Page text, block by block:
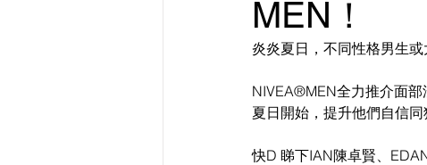
MEN！
炎炎夏日，不同性格男生
NIVEA®️MEN全力推介面
夏日開始，提升他們自信
快D 睇下IAN陳卓賢、